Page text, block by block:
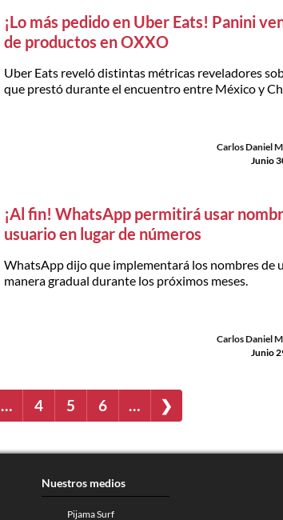
¡Lo más pedido en Uber Eats! Panini
de productos en OXXO
Uber Eats reveló distintas métricas reveladores
que prestó durante el encuentro entre México y
Carlos Daniel
Junio
¡Al fin! WhatsApp permitirá usar
usuario en lugar de números
WhatsApp dijo que implementará los nombres de
manera gradual durante los próximos meses.
Carlos Daniel
Junio
… 4 5 6 … ❯
Nuestros medios
Pijama Surf